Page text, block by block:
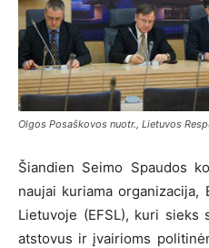
Olgos Posaškovos nuotr., Lietuvos
Šiandien Seimo Spaudos
naujai kuriama
Lietuvoje (EFSL), kuri
atstovus ir įvairioms